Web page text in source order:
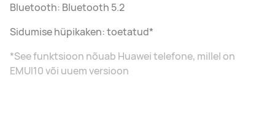
Bluetooth: Bluetooth 5.2
Sidumise hüpikaken: toetatud*
*See funktsioon nõuab Huawei telefone, millel on
EMUI10 või uuem versioon